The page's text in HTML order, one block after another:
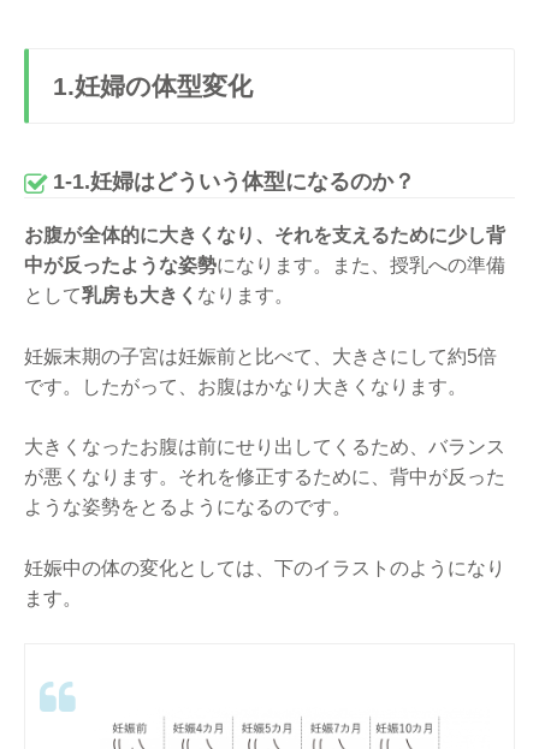
1.妊婦の体型変化
1-1.妊婦はどういう体型になるのか？
お腹が全体的に大きくなり、それを支えるために少し背
中が反ったような姿勢になります。また、授乳への準備
として乳房も大きく なります。
妊娠末期の子宮は妊娠前と比べて、大きさにして約5倍
です。したがって、お腹はかなり大きくなります。
大きくなったお腹は前にせり出してくるため、バランス
が悪くなります。それを修正するために、背中が反った
ような姿勢をとるようになるのです。
妊娠中の体の変化としては、下のイラストのようになり
ます。